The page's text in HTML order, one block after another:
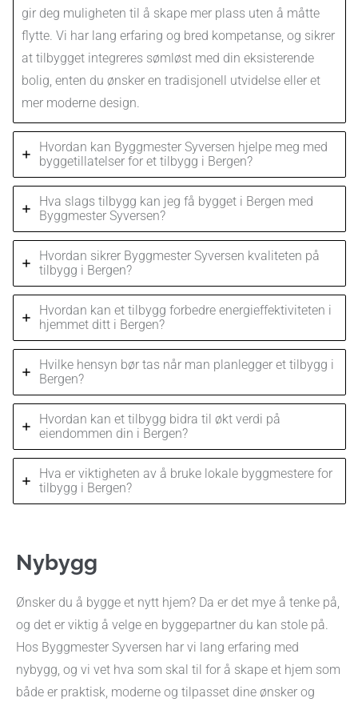
gir deg muligheten til å skape mer plass uten å måtte
flytte. Vi har lang erfaring og bred kompetanse, og sikrer
at tilbygget integreres sømløst med din eksisterende
bolig, enten du ønsker en tradisjonell utvidelse eller et
mer moderne design.
Hvordan kan Byggmester Syversen hjelpe meg med
byggetillatelser for et tilbygg i Bergen?
Hva slags tilbygg kan jeg få bygget i Bergen med
Byggmester Syversen?
Hvordan sikrer Byggmester Syversen kvaliteten på
tilbygg i Bergen?
Hvordan kan et tilbygg forbedre energieffektiviteten i
hjemmet ditt i Bergen?
Hvilke hensyn bør tas når man planlegger et tilbygg i
Bergen?
Hvordan kan et tilbygg bidra til økt verdi på
eiendommen din i Bergen?
Hva er viktigheten av å bruke lokale byggmestere for
tilbygg i Bergen?
Nybygg
Ønsker du å bygge et nytt hjem? Da er det mye å tenke på,
og det er viktig å velge en byggepartner du kan stole på.
Hos Byggmester Syversen har vi lang erfaring med
nybygg, og vi vet hva som skal til for å skape et hjem som
både er praktisk, moderne og tilpasset dine ønsker og